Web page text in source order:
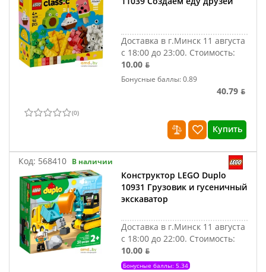
Доставка в г.Минск 11 августа
с 18:00 до 23:00. Стоимость:
10.00 ƃ
Бонусные баллы: 0.89
40.79 ƃ
(0)
Купить
Код: 568410 В наличии
Конструктор LEGO Duplo
10931 Грузовик и гусеничный
экскаватор
Доставка в г.Минск 11 августа
с 18:00 до 22:00. Стоимость:
10.00 ƃ
Бонусные баллы: 5.34